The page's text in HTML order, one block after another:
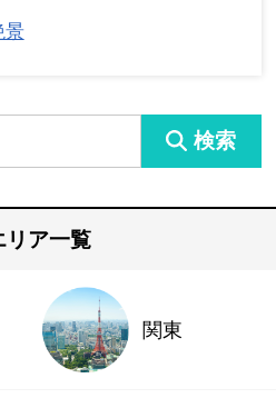
景
検索
リア一覧
関東